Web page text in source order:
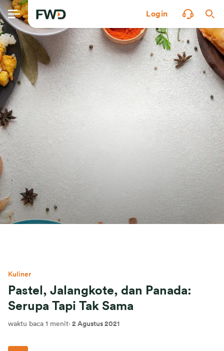
Login
Kuliner
Pastel, Jalangkote, dan Panada:
Serupa Tapi Tak Sama
waktu baca 1 menit· 2 Agustus 2021